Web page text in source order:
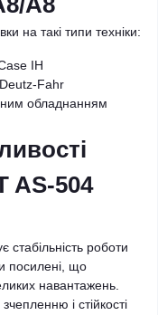
на такі типи техніки:
IH
Fahr
обладнанням
AS-504
роботи
посилені, що
навантажень.
і стійкості